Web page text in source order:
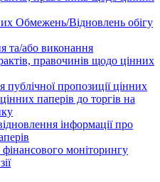
Обмежень/Відновлень обігу
та/або виконання
правочинів щодо цінних
публічної пропозиції цінних
паперів до торгів на
інформації про
фінансового моніторингу